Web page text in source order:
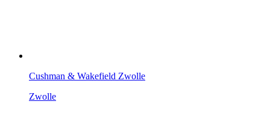
Cushman & Wakefield Zwolle
Zwolle